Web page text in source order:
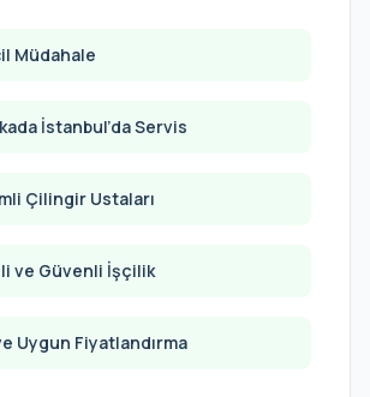
Müdahale
İstanbul’da Servis
Çilingir Ustaları
ve Güvenli İşçilik
Uygun Fiyatlandırma